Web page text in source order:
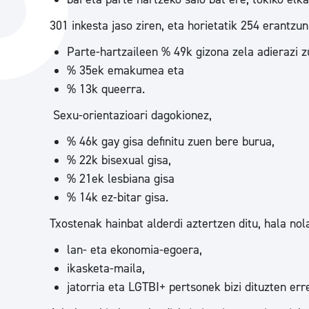
Hiria ezagutu
Etorkizuneko hiria
301 inkesta jaso ziren, eta horietatik 254
Parte-hartzaileen % 49k gizona zela adierazi
% 35ek emakumea eta
% 13k queerra.
Sexu-orientazioari dagokionez,
% 46k gay gisa definitu zuen bere burua,
% 22k bisexual gisa,
% 21ek lesbiana gisa
% 14k ez-bitar gisa.
Txostenak hainbat alderdi aztertzen ditu, hala
lan- eta ekonomia-egoera,
ikasketa-maila,
jatorria eta LGTBI+ pertsonek bizi dituzten